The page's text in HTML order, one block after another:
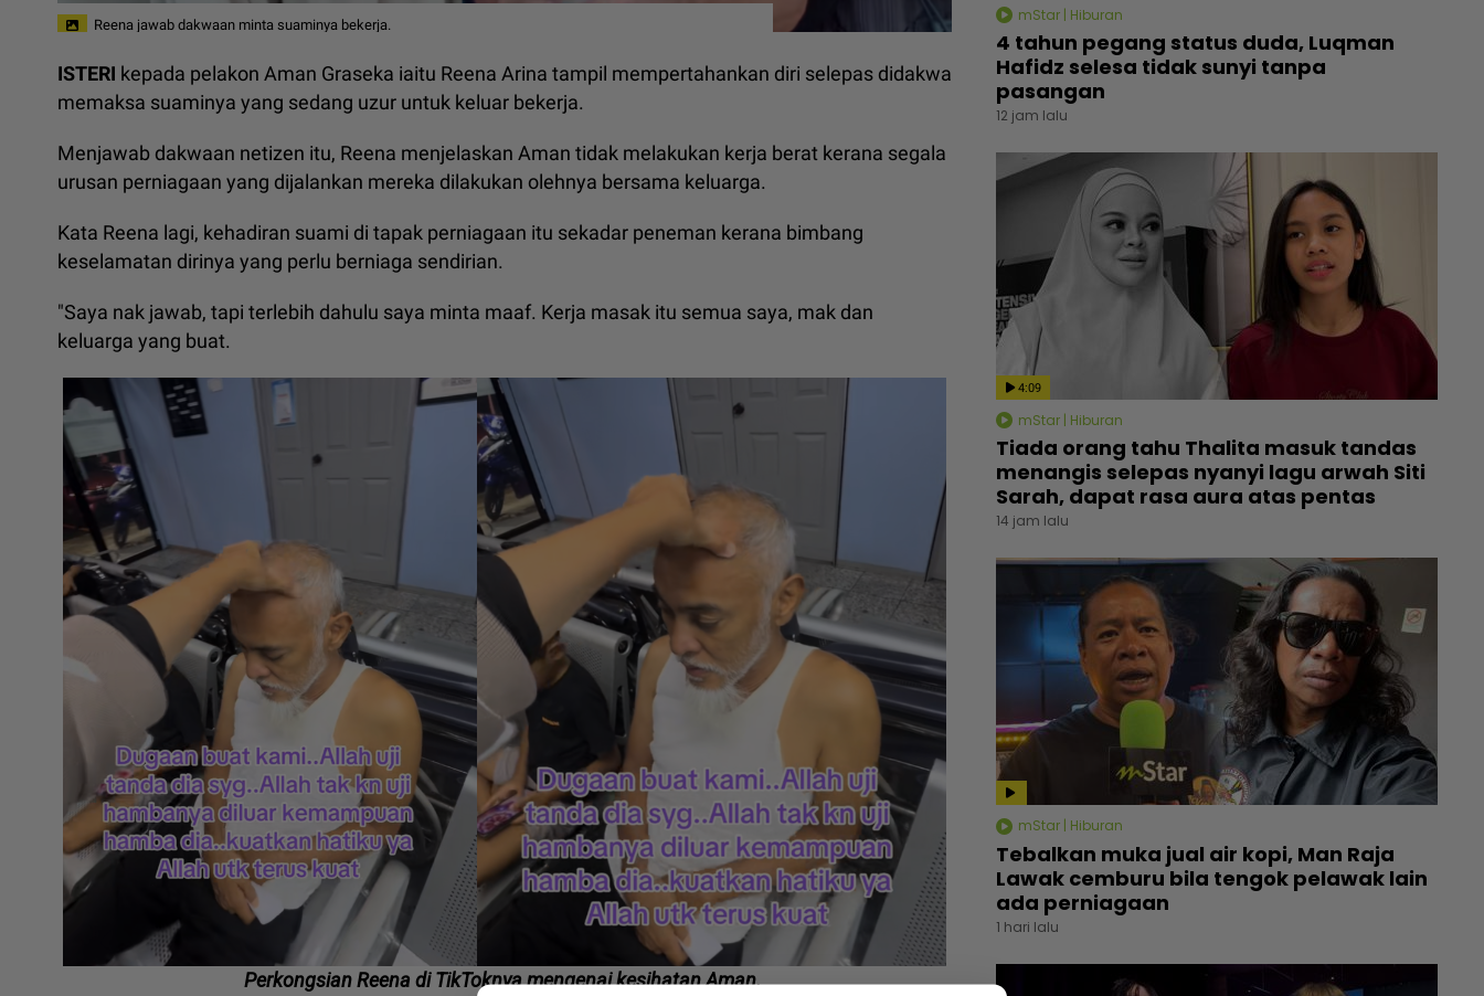
Reena jawab dakwaan minta suaminya bekerja.
ISTERI kepada pelakon Aman Graseka iaitu Reena Arina tampil mempertahankan diri selepas didakwa
memaksa suaminya yang sedang uzur untuk keluar bekerja.
Menjawab dakwaan netizen itu, Reena menjelaskan Aman tidak melakukan kerja berat kerana segala
urusan perniagaan yang dijalankan mereka dilakukan olehnya bersama keluarga.
Kata Reena lagi, kehadiran suami di tapak perniagaan itu sekadar peneman kerana bimbang
keselamatan dirinya yang perlu berniaga sendirian.
"Saya nak jawab, tapi terlebih dahulu saya minta maaf. Kerja masak itu semua saya, mak dan
keluarga yang buat.
Perkongsian Reena di TikToknya mengenai kesihatan Aman.
mStar | Hiburan
4 tahun pegang status duda, Luqman
Hafidz selesa tidak sunyi tanpa
pasangan
12 jam lalu
4:09
mStar | Hiburan
Tiada orang tahu Thalita masuk tandas
menangis selepas nyanyi lagu arwah Siti
Sarah, dapat rasa aura atas pentas
14 jam lalu
mStar | Hiburan
Tebalkan muka jual air kopi, Man Raja
Lawak cemburu bila tengok pelawak lain
ada perniagaan
1 hari lalu